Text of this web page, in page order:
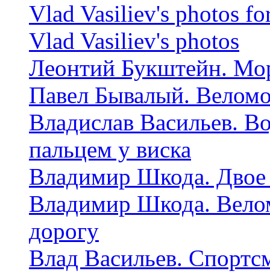
Vlad Vasiliev's photos
Vlad Vasiliev's photos
Леонтий Букштейн.
Павел Бывалый.
Владислав Васильев.
пальцем у виска
Владимир Шкода. Двое
Владимир Шкода.
дорогу
Влад Васильев.